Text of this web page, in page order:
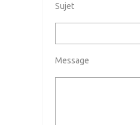
Sujet
Message